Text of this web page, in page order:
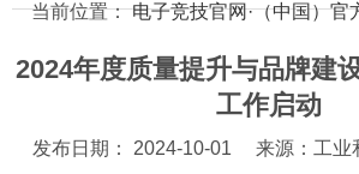
电子竞技官网·（中国）官
省级政策
当前位置：电子竞技官网·（中国）官
2024年度质量提升与品牌建
工作启动
发布日期： 2024-10-01 来源：工业